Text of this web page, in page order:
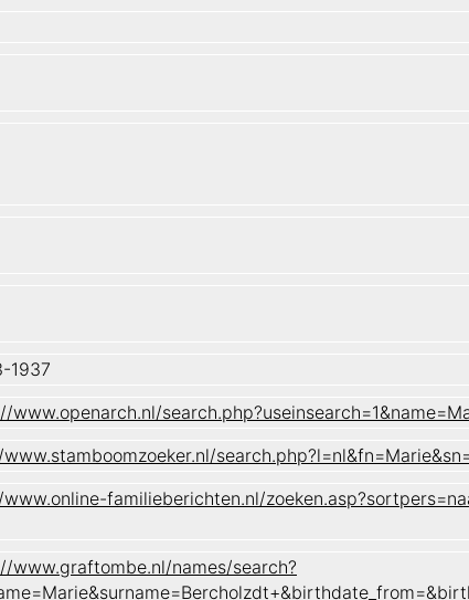
1937
www.openarch.nl/
familieberichten.nl/
www.graftombe.nl/names/search?